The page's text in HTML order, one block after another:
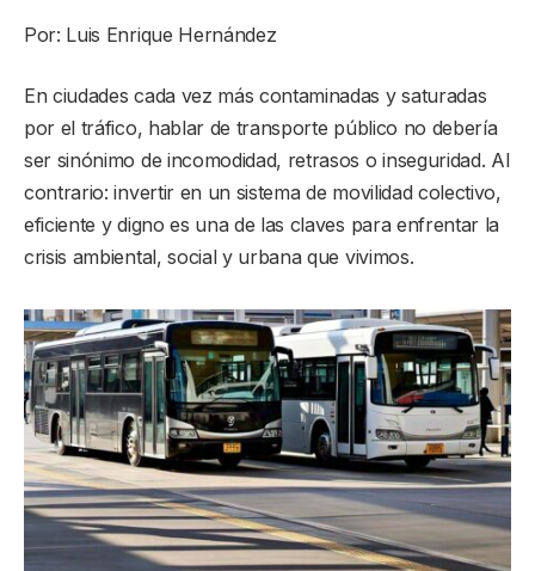
Por: Luis Enrique Hernández
En ciudades cada vez más contaminadas y saturadas
por el tráfico, hablar de transporte público no debería
ser sinónimo de incomodidad, retrasos o inseguridad. Al
contrario: invertir en un sistema de movilidad colectivo,
eficiente y digno es una de las claves para enfrentar la
crisis ambiental, social y urbana que vivimos.